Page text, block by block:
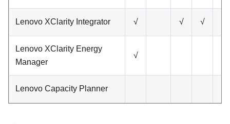
Lenovo XClarity Integrator √ √ √
Lenovo XClarity Energy
Manager
√
Lenovo Capacity Planner